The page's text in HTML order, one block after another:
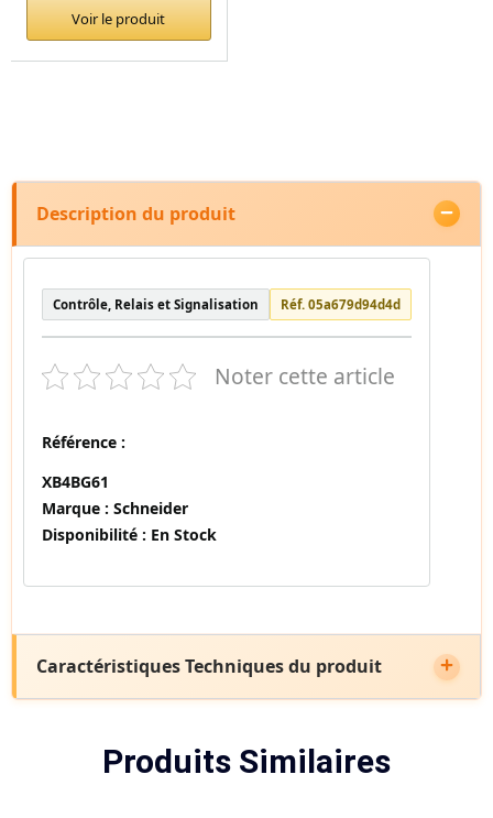
Voir le produit
Description du produit
Contrôle, Relais et Signalisation Réf. 05a679d94d4d
Noter cette article
Référence :
XB4BG61
Marque : Schneider
Disponibilité : En Stock
Caractéristiques Techniques du produit
Produits Similaires